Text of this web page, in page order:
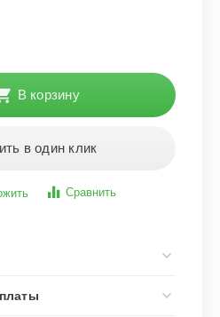
В корзину
в один клик
Сравнить